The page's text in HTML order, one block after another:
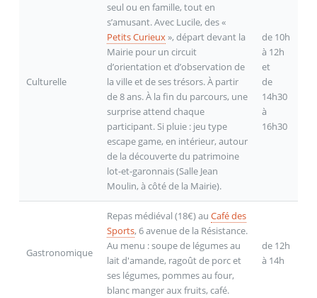
Culturelle
seul ou en famille, tout en
s’amusant. Avec Lucile, des «
Petits Curieux», départ devant la
Mairie pour un circuit
d’orientation et d’observation de
la ville et de ses trésors. À partir
de 8 ans. À la fin du parcours, une
surprise attend chaque
participant. Si pluie : jeu type
escape game, en intérieur, autour
de la découverte du patrimoine
lot-et-garonnais (Salle Jean
Moulin, à côté de la Mairie).
de 10h
à 12h
et
de
14h30
à
16h30
Gastronomique
Repas médiéval (18€) au Café des
Sports, 6 avenue de la Résistance.
Au menu : soupe de légumes au
lait d'amande, ragoût de porc et
ses légumes, pommes au four,
blanc manger aux fruits, café.
de 12h
à 14h